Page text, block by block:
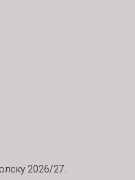
2026/27.